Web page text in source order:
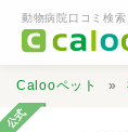
動物病院口コミ検
Calooペット
公式